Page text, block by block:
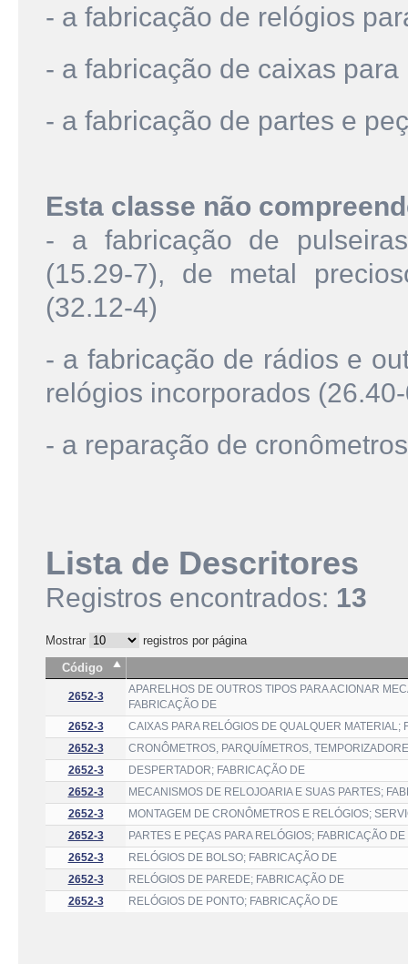
- a fabricação de relógios
- a fabricação de caixas
- a fabricação de partes e
Esta classe não
- a fabricação de
(15.29-7), de metal
(32.12-4)
- a fabricação de rádios e
relógios incorporados
- a reparação de
Lista de Descritores
Registros encontrados: 13
Mostrar
registros por página
Código
2652-3
APARELHOS DE OUTROS TIPOS PARA ACIONAR
FABRICAÇÃO DE
2652-3
CAIXAS PARA RELÓGIOS DE QUALQUER MATERIAL;
2652-3
CRONÔMETROS, PARQUÍMETROS,
2652-3
DESPERTADOR; FABRICAÇÃO DE
2652-3
MECANISMOS DE RELOJOARIA E SUAS PARTES;
2652-3
MONTAGEM DE CRONÔMETROS E RELÓGIOS;
2652-3
PARTES E PEÇAS PARA RELÓGIOS; FABRICAÇÃO DE
2652-3
RELÓGIOS DE BOLSO; FABRICAÇÃO DE
2652-3
RELÓGIOS DE PAREDE; FABRICAÇÃO DE
2652-3
RELÓGIOS DE PONTO; FABRICAÇÃO DE